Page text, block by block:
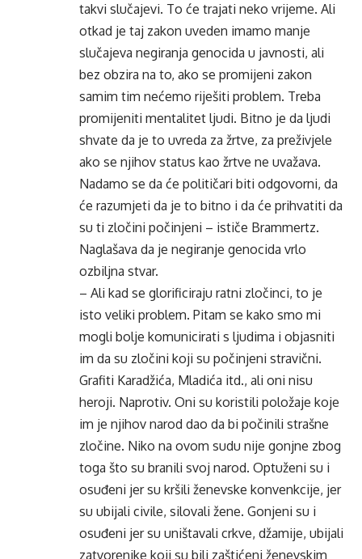
takvi slučajevi. To će trajati neko vrijeme. Ali
otkad je taj zakon uveden imamo manje
slučajeva negiranja genocida u javnosti, ali
bez obzira na to, ako se promijeni zakon
samim tim nećemo riješiti problem. Treba
promijeniti mentalitet ljudi. Bitno je da ljudi
shvate da je to uvreda za žrtve, za preživjele
ako se njihov status kao žrtve ne uvažava.
Nadamo se da će političari biti odgovorni, da
će razumjeti da je to bitno i da će prihvatiti da
su ti zločini počinjeni – ističe Brammertz.
Naglašava da je negiranje genocida vrlo
ozbiljna stvar.
– Ali kad se glorificiraju ratni zločinci, to je
isto veliki problem. Pitam se kako smo mi
mogli bolje komunicirati s ljudima i objasniti
im da su zločini koji su počinjeni stravični.
Grafiti Karadžića, Mladića itd., ali oni nisu
heroji. Naprotiv. Oni su koristili položaje koje
im je njihov narod dao da bi počinili strašne
zločine. Niko na ovom sudu nije gonjne zbog
toga što su branili svoj narod. Optuženi su i
osuđeni jer su kršili ženevske konvenkcije, jer
su ubijali civile, silovali žene. Gonjeni su i
osuđeni jer su uništavali crkve, džamije, ubijali
zatvorenike koji su bili zaštićeni ženevskim